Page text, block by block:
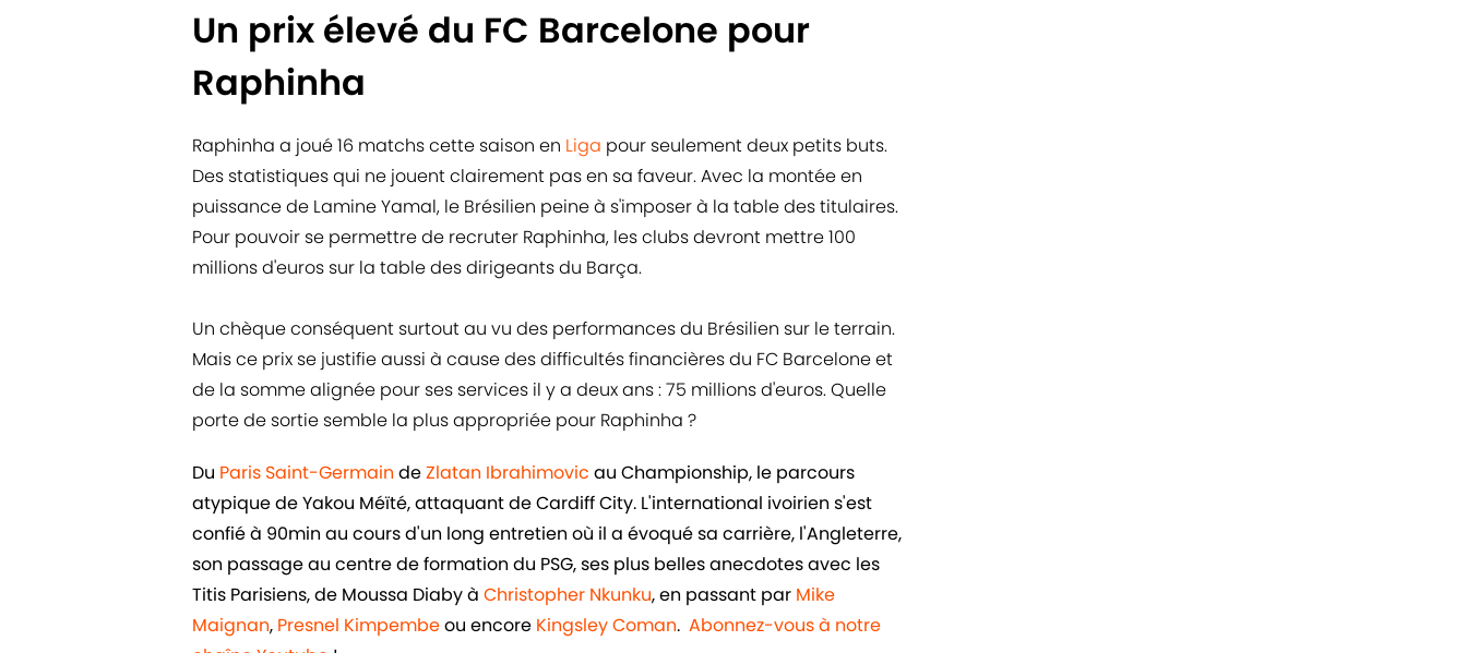
Un prix élevé du FC Barcelone pour
Raphinha
Raphinha a joué 16 matchs cette saison en Liga pour seulement deux petits buts.
Des statistiques qui ne jouent clairement pas en sa faveur. Avec la montée en
puissance de Lamine Yamal, le Brésilien peine à s'imposer à la table des titulaires.
Pour pouvoir se permettre de recruter Raphinha, les clubs devront mettre 100
millions d'euros sur la table des dirigeants du Barça.
Un chèque conséquent surtout au vu des performances du Brésilien sur le terrain.
Mais ce prix se justifie aussi à cause des difficultés financières du FC Barcelone et
de la somme alignée pour ses services il y a deux ans : 75 millions d'euros. Quelle
porte de sortie semble la plus appropriée pour Raphinha ?
Du Paris Saint-Germain deZlatan Ibrahimovic au Championship, le parcours
atypique de Yakou Méïté, attaquant de Cardiff City. L'international ivoirien s'est
confié à 90min au cours d'un long entretien où il a évoqué sa carrière, l'Angleterre,
son passage au centre de formation du PSG, ses plus belles anecdotes avec les
Titis Parisiens, de Moussa Diaby à Christopher Nkunku, en passant par Mike
Maignan, Presnel Kimpembeou encore Kingsley Coman. Abonnez-vous à notre